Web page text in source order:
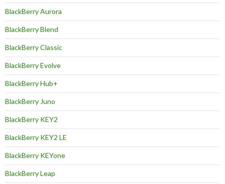
BlackBerry Aurora
BlackBerry Blend
BlackBerry Classic
BlackBerry Evolve
BlackBerry Hub+
BlackBerry Juno
BlackBerry KEY2
BlackBerry KEY2 LE
BlackBerry KEYone
BlackBerry Leap